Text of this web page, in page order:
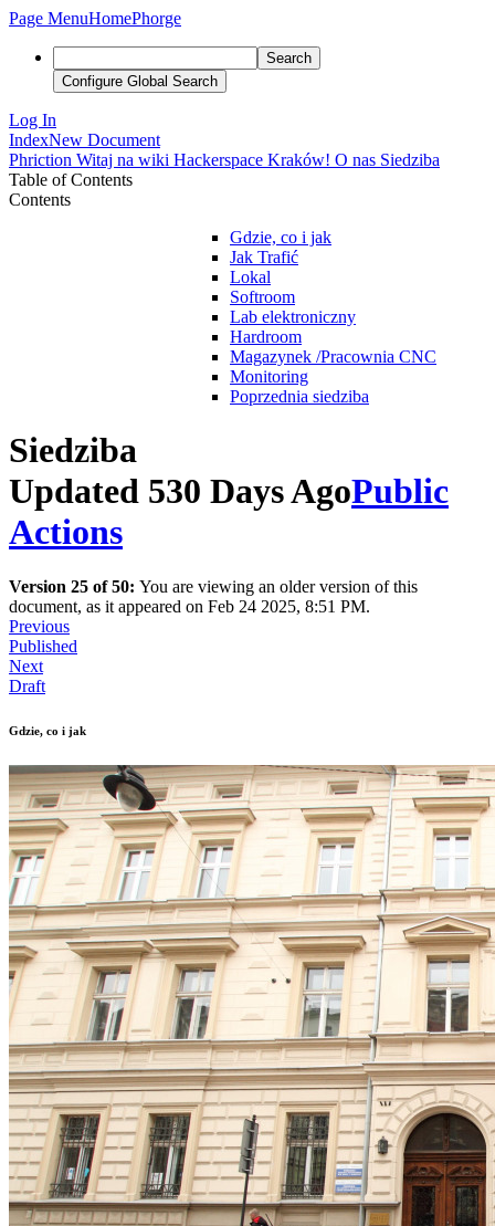
Page MenuHomePhorge
Search
Configure Global Search
Log In
IndexNew Document
Phriction Witaj na wiki Hackerspace Kraków! O nas Siedziba
Table of Contents
Contents
Gdzie, co i jak
Jak Trafić
Lokal
Softroom
Lab elektroniczny
Hardroom
Magazynek /Pracownia CNC
Monitoring
Poprzednia siedziba
Siedziba
Updated 530 Days AgoPublic
Actions
Version 25 of 50: You are viewing an older version of this
document, as it appeared on Feb 24 2025, 8:51 PM.
Previous
Published
Next
Draft
Gdzie, co i jak